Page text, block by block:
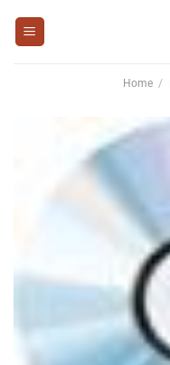
naar
Home /